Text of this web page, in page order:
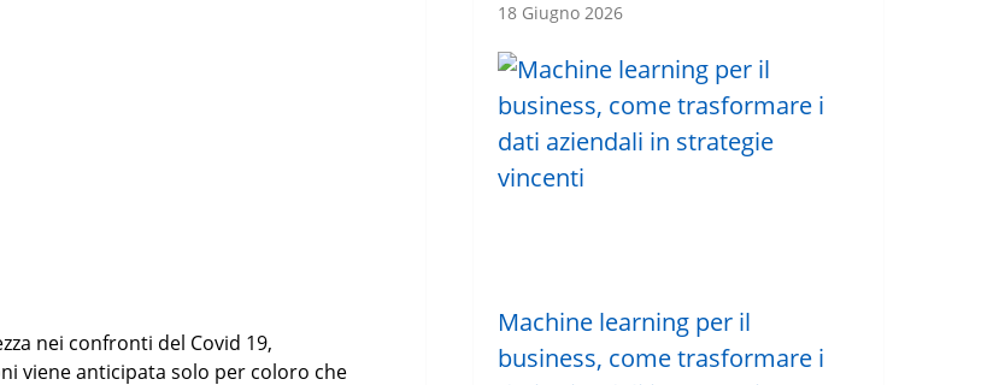
nei confronti del Covid 19,
viene anticipata solo per coloro che
18 Giugno 2026
Machine learning per il
business, come trasformare i